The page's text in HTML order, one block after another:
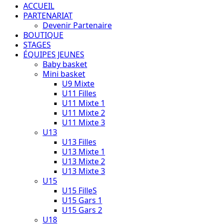
ACCUEIL
PARTENARIAT
Devenir Partenaire
BOUTIQUE
STAGES
ÉQUIPES JEUNES
Baby basket
Mini basket
U9 Mixte
U11 Filles
U11 Mixte 1
U11 Mixte 2
U11 Mixte 3
U13
U13 Filles
U13 Mixte 1
U13 Mixte 2
U13 Mixte 3
U15
U15 FilleS
U15 Gars 1
U15 Gars 2
U18